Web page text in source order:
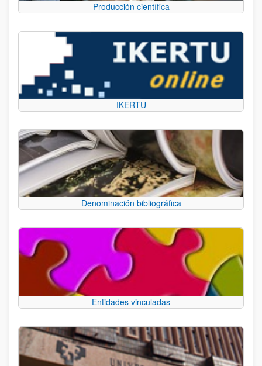
Producción científica
IKERTU
Denominación bibliográfica
Entidades vinculadas